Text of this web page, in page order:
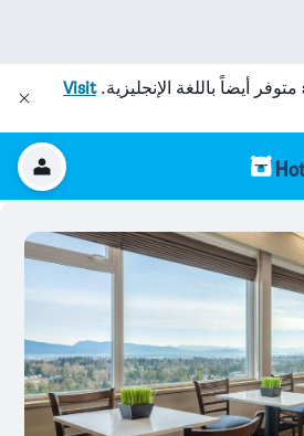
متوفر أيضاً باللغة الإنجليزية.Visit